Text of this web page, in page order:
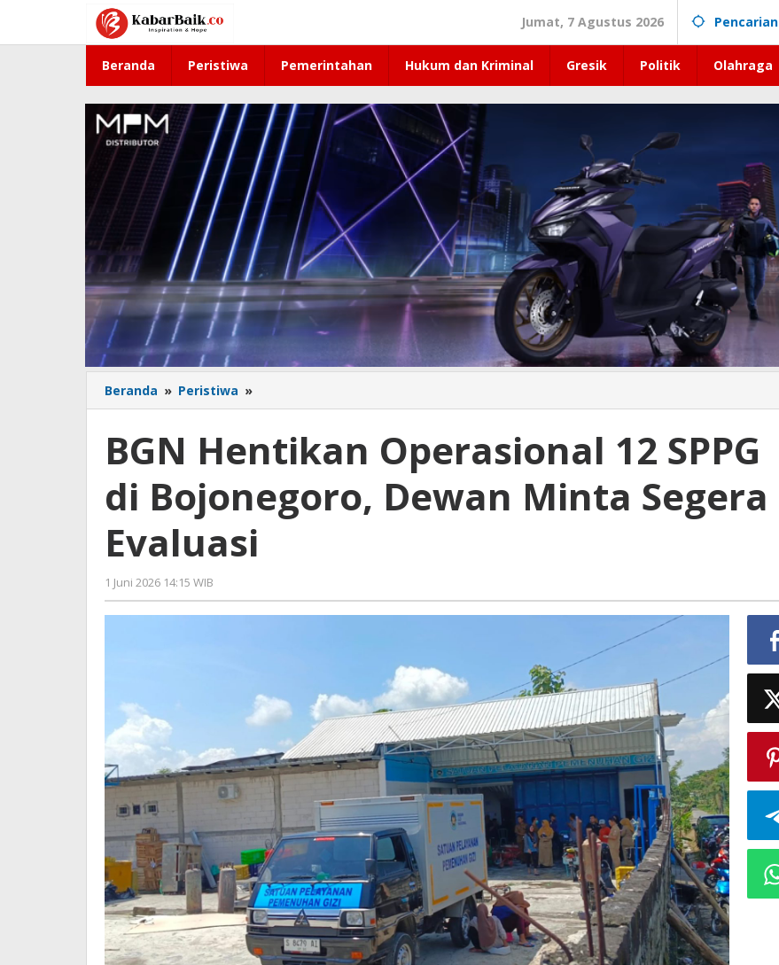
konten
Jumat, 7 Agustus 2026 Pencarian
Beranda Peristiwa Pemerintahan Hukum dan Kriminal Gresik Politik Olahraga
Beranda » Peristiwa »
Hentikan
12
SPPG
Bojonegoro,
Dewan
Minta
Segera
BGN Hentikan Operasional 12 SPPG
di Bojonegoro, Dewan Minta Segera
Evaluasi
1 Juni 2026 14:15 WIB
Andika
DP